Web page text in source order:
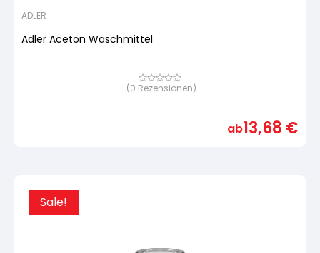
ADLER
Adler Aceton Waschmittel
Bewertet
(0 Rezensionen)
ab13,68 €
Sale!